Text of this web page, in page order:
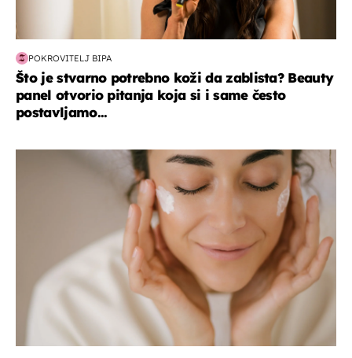
POKROVITELJ BIPA
Što je stvarno potrebno koži da zablista? Beauty
panel otvorio pitanja koja si i same često
postavljamo...
moda & ljepota